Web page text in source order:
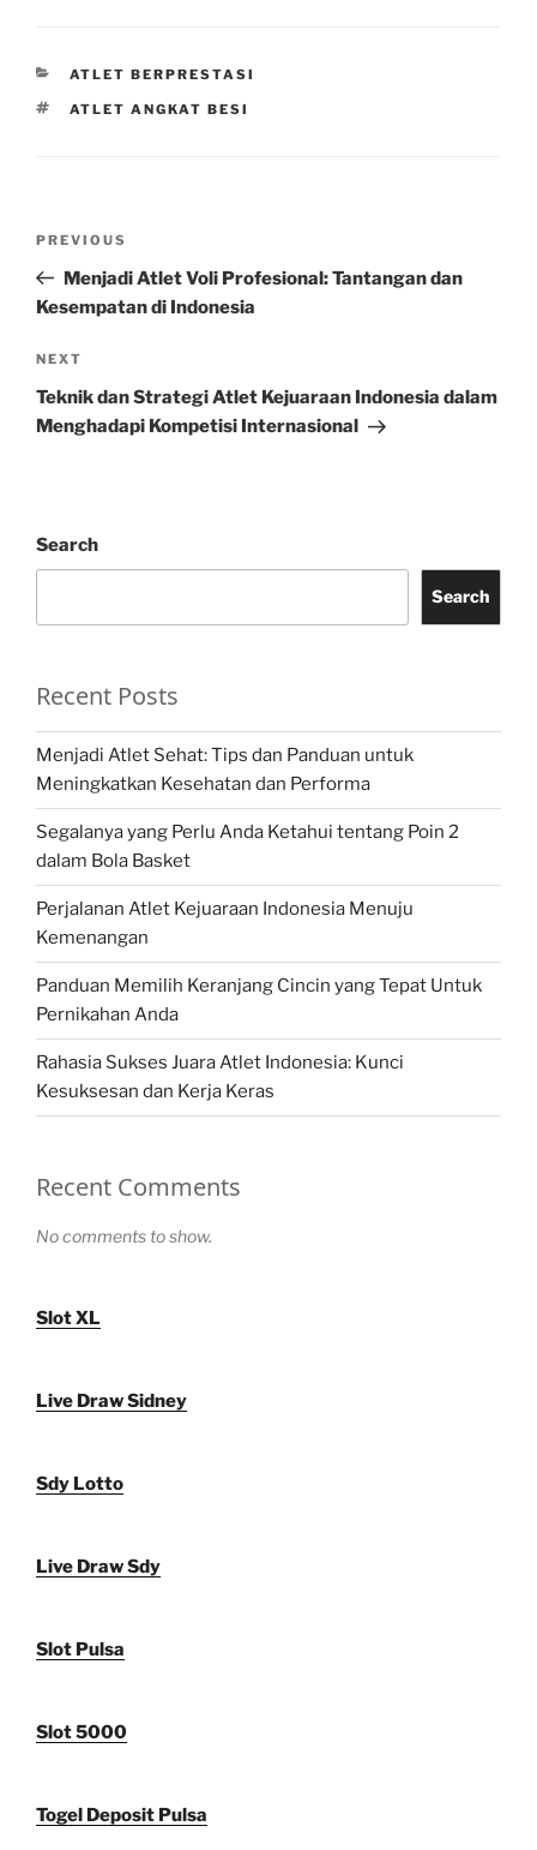
CATEGORIES
ATLET BERPRESTASI
TAGS
ATLET ANGKAT BESI
Previous
Post
PREVIOUS
Menjadi Atlet Voli Profesional: Tantangan dan
Kesempatan di Indonesia
Next
Post
NEXT
Teknik dan Strategi Atlet Kejuaraan Indonesia dalam
Menghadapi Kompetisi Internasional
Search
Search
Recent Posts
Menjadi Atlet Sehat: Tips dan Panduan untuk
Meningkatkan Kesehatan dan Performa
Segalanya yang Perlu Anda Ketahui tentang Poin 2
dalam Bola Basket
Perjalanan Atlet Kejuaraan Indonesia Menuju
Kemenangan
Panduan Memilih Keranjang Cincin yang Tepat Untuk
Pernikahan Anda
Rahasia Sukses Juara Atlet Indonesia: Kunci
Kesuksesan dan Kerja Keras
Recent Comments
No comments to show.
Slot XL
Live Draw Sidney
Sdy Lotto
Live Draw Sdy
Slot Pulsa
Slot 5000
Togel Deposit Pulsa